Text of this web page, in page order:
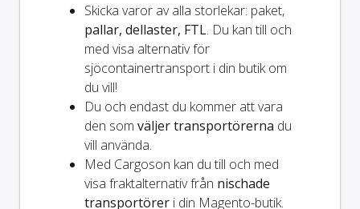
Skicka varor av alla storlekar: paket,
pallar, dellaster, FTL. Du kan till och
med visa alternativ för
sjöcontainertransport i din butik om
du vill!
Du och endast du kommer att vara
den som väljer transportörerna du
vill använda.
Med Cargoson kan du till och med
visa fraktalternativ från nischade
transportörer i din Magento-butik.